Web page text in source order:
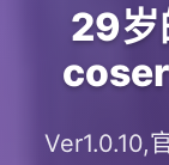
29岁
coser
Ver1.0.10,